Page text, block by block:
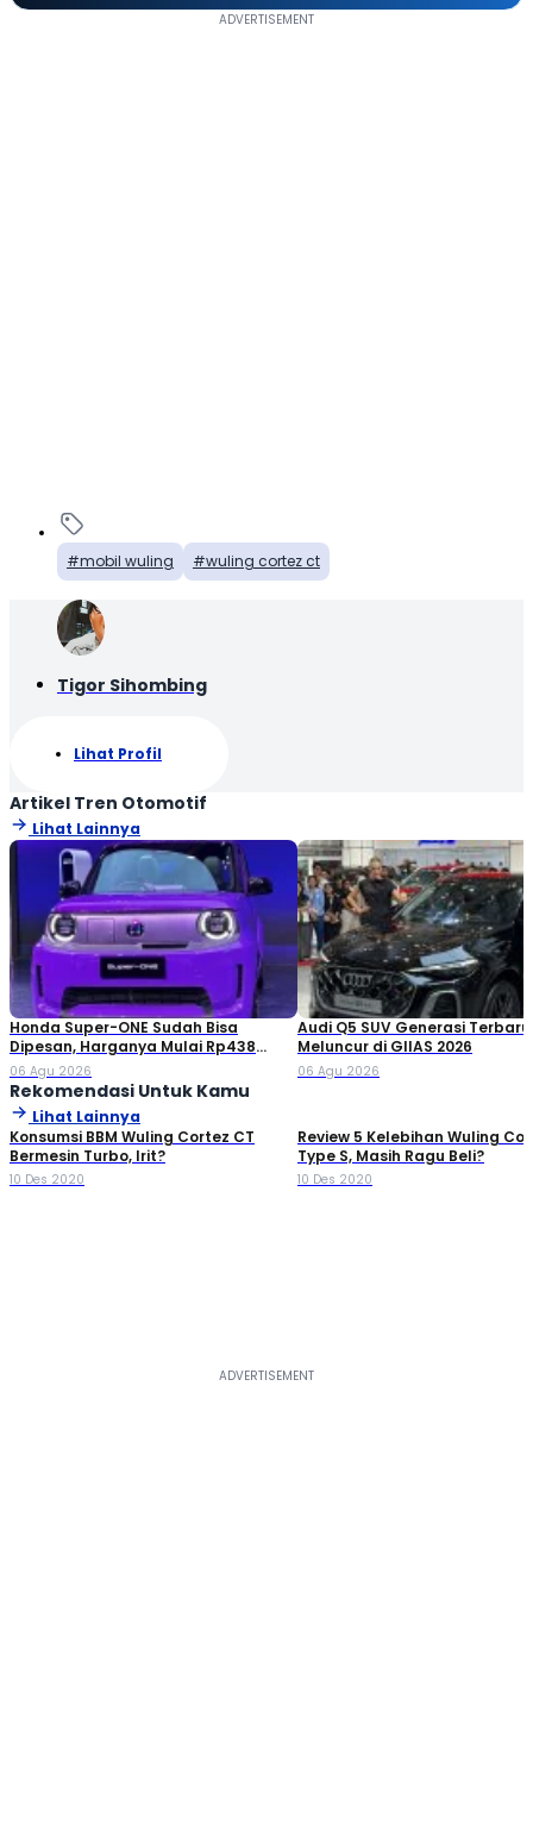
mobil wuling wuling cortez ct
Tigor Sihombing
Lihat Profil
Artikel Tren Otomotif
Lihat Lainnya
Honda Super-ONE Sudah Bisa
Dipesan, Harganya Mulai Rp438
Juta!
06 Agu 2026
Audi Q5 SUV Generasi Terbaru
Meluncur di GIIAS 2026
06 Agu 2026
Rekomendasi Untuk Kamu
Lihat Lainnya
Konsumsi BBM Wuling Cortez CT
Bermesin Turbo, Irit?
10 Des 2020
Review 5 Kelebihan Wuling
Type S, Masih Ragu Beli?
10 Des 2020